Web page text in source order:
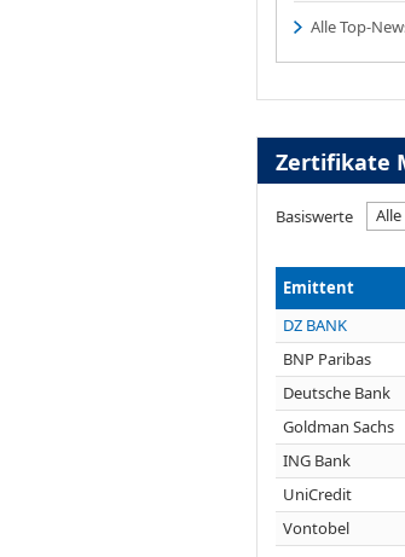
Alle Top-
Zertifikate
Basiswerte Alle
Emittent
DZ BANK
BNP Paribas
Deutsche Bank
Goldman Sachs
ING Bank
UniCredit
Vontobel